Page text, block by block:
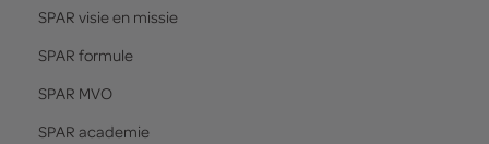
SPAR visie en missie
SPAR formule
SPAR MVO
SPAR academie